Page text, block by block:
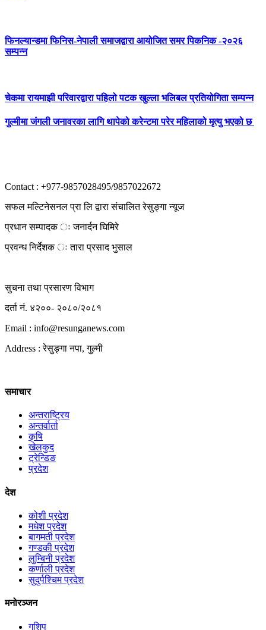
फिनल्यान्डमा फिनिस-नेपाली समाजद्वारा आयोजित समर पिकनिक -२०२६
सम्पन्न
चेकमा रायमाझी परिवारद्वारा पहिलो पटक खुल्ला भलिबल प्रतियोगिता सम्पन्न
गुल्मीमा जंगली जनावरका लागि थापेको करेन्टमा परेर महिलाको मृत्यु भएको छ
Contact : +977-9857028495/9857022672
सफल मल्टिनेसनल प्रा लि द्वारा संचालित रेसुङ्गा न्यूज
प्रधान सम्पादक ः जनार्दन घिमिरे
प्रवन्ध निर्देशक ः तारा प्रसाद भुसाल
सुचना तथा प्रसारण विभाग
दर्ता नं. ४२००- २०८०/२०८१
Email : info@resunganews.com
Address : रेसुङ्गा नपा, गुल्मी
समाचार
अन्तराष्ट्रिय
अन्तर्वार्ता
कृषि
खेलकुद
ट्रेन्डिङ
प्रदेश
देश
कोशी प्रदेश
मधेश प्रदेश
बागमती प्रदेश
गण्डकी प्रदेश
लुम्बिनी प्रदेश
कर्णाली प्रदेश
सुदुर्पश्चिम प्रदेश
मनोरञ्जन
गशिप